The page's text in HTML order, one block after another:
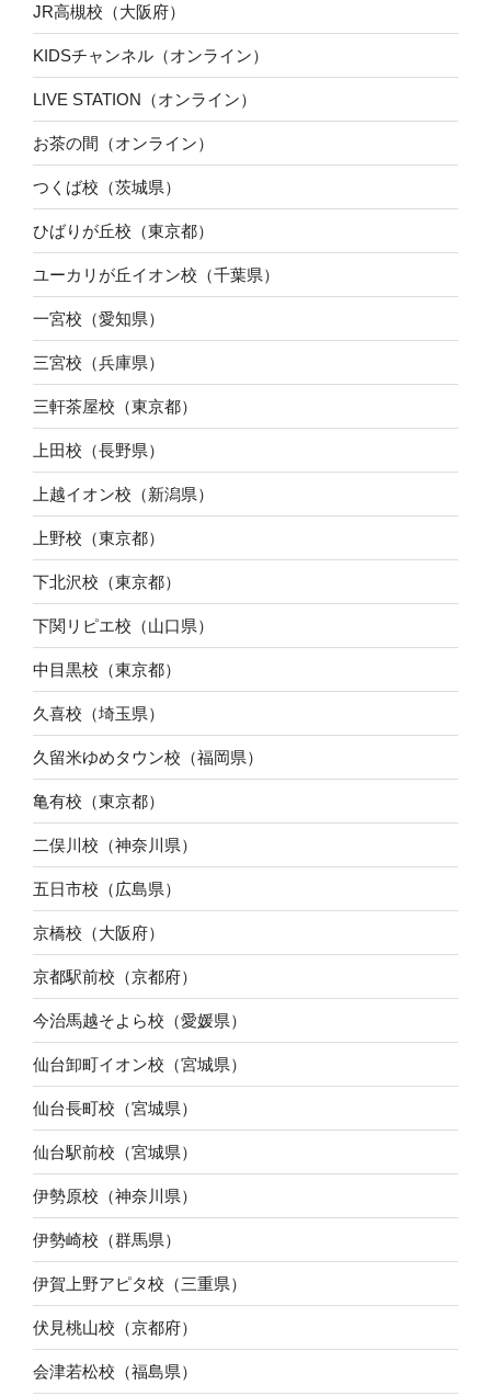
JR高槻校（大阪府）
KIDSチャンネル（オンライン）
LIVE STATION（オンライン）
お茶の間（オンライン）
つくば校（茨城県）
ひばりが丘校（東京都）
ユーカリが丘イオン校（千葉県）
一宮校（愛知県）
三宮校（兵庫県）
三軒茶屋校（東京都）
上田校（長野県）
上越イオン校（新潟県）
上野校（東京都）
下北沢校（東京都）
下関リピエ校（山口県）
中目黒校（東京都）
久喜校（埼玉県）
久留米ゆめタウン校（福岡県）
亀有校（東京都）
二俣川校（神奈川県）
五日市校（広島県）
京橋校（大阪府）
京都駅前校（京都府）
今治馬越そよら校（愛媛県）
仙台卸町イオン校（宮城県）
仙台長町校（宮城県）
仙台駅前校（宮城県）
伊勢原校（神奈川県）
伊勢崎校（群馬県）
伊賀上野アピタ校（三重県）
伏見桃山校（京都府）
会津若松校（福島県）